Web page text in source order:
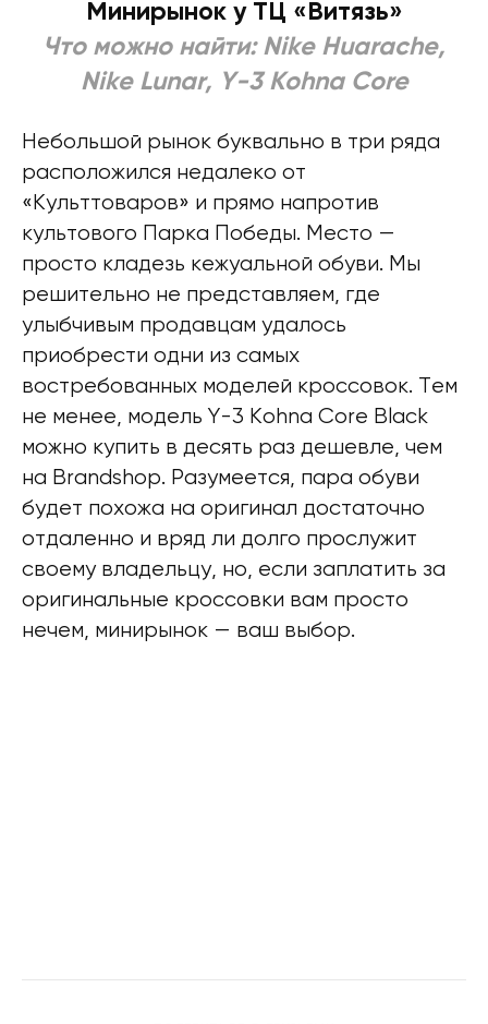
Минирынок у ТЦ «Витязь»
Что можно найти: Nike Huarache,
Nike Lunar, Y-3 Kohna Core
Небольшой рынок буквально в три ряда
расположился недалеко от
«Культтоваров» и прямо напротив
культового Парка Победы. Место —
просто кладезь кежуальной обуви. Мы
решительно не представляем, где
улыбчивым продавцам удалось
приобрести одни из самых
востребованных моделей кроссовок. Тем
не менее, модель Y-3 Kohna Core Black
можно купить в десять раз дешевле, чем
на Brandshop. Разумеется, пара обуви
будет похожа на оригинал достаточно
отдаленно и вряд ли долго прослужит
своему владельцу, но, если заплатить за
оригинальные кроссовки вам просто
нечем, минирынок — ваш выбор.